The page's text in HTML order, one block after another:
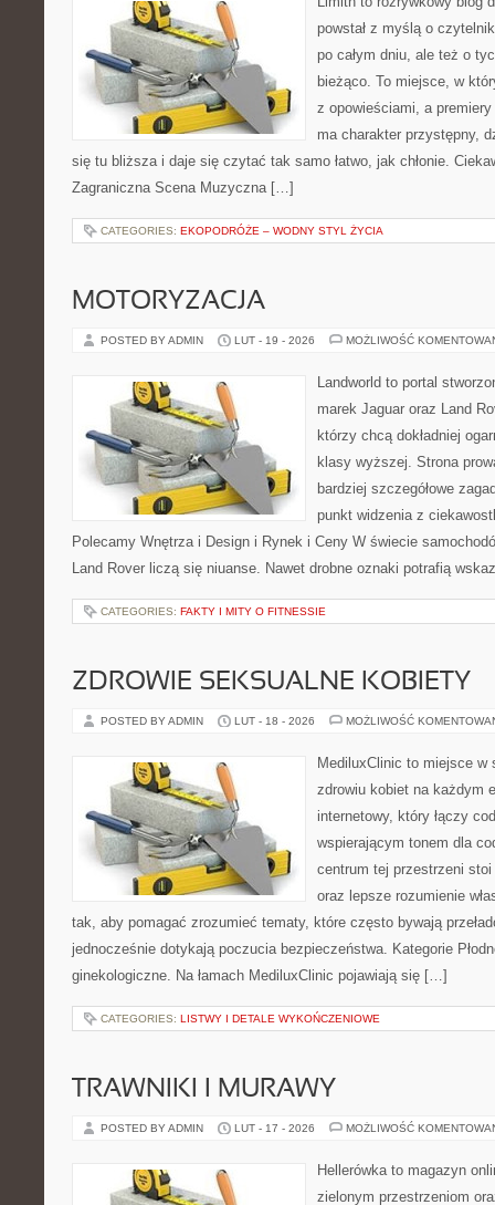
powstał z myślą o
po całym dniu, ale też o
bieżąco. To miejsce, w
z opowieściami, a
ma charakter przystępny,
się tu bliższa i daje się czytać tak samo łatwo, jak chłonie.
Zagraniczna Scena Muzyczna […]
CATEGORIES: EKOPODRÓŻE – WODNY STYL ŻYCIA
MOTORYZACJA
POSTED BY ADMIN LUT - 19 - 2026 MOŻLIWOŚĆ
Landworld to portal
marek Jaguar oraz Land
którzy chcą dokładniej
klasy wyższej. Strona
bardziej szczegółowe
punkt widzenia z
Polecamy Wnętrza i Design i Rynek i Ceny W świecie
Land Rover liczą się niuanse. Nawet drobne oznaki potrafią
CATEGORIES: FAKTY I MITY O FITNESSIE
ZDROWIE SEKSUALNE KOBIETY
POSTED BY ADMIN LUT - 18 - 2026 MOŻLIWOŚĆ
MediluxClinic to miejsce
zdrowiu kobiet na każdym
internetowy, który łączy
wspierającym tonem dla
centrum tej przestrzeni
oraz lepsze rozumienie
tak, aby pomagać zrozumieć tematy, które często bywają
jednocześnie dotykają poczucia bezpieczeństwa. Kategorie
ginekologiczne. Na łamach MediluxClinic pojawiają się […]
CATEGORIES: LISTWY I DETALE WYKOŃCZENIOWE
TRAWNIKI I MURAWY
POSTED BY ADMIN LUT - 17 - 2026 MOŻLIWOŚĆ
Hellerówka to magazyn
zielonym przestrzeniom